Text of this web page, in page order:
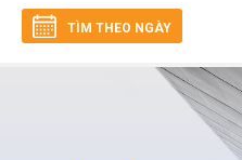
TÌM THEO NGÀY